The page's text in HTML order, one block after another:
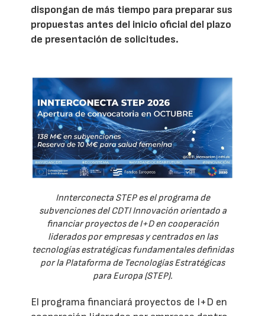
dispongan de más tiempo para preparar sus
propuestas antes del inicio oficial del plazo
de presentación de solicitudes.
Innterconecta STEP es el programa de
subvenciones del CDTI Innovación orientado a
financiar proyectos de I+D en cooperación
liderados por empresas y centrados en las
tecnologías estratégicas fundamentales definidas
por la Plataforma de Tecnologías Estratégicas
para Europa (STEP).
El programa financiará proyectos de I+D en